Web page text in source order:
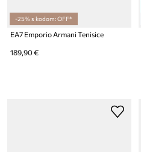
-25% s kodom: OFF*
EA7 Emporio Armani Tenisice
189,90 €